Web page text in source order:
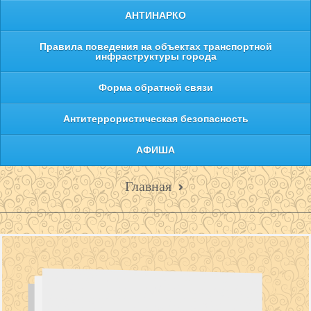
АНТИНАРКО
Правила поведения на объектах транспортной
инфраструктуры города
Форма обратной связи
Антитеррористическая безопасность
АФИША
Главная